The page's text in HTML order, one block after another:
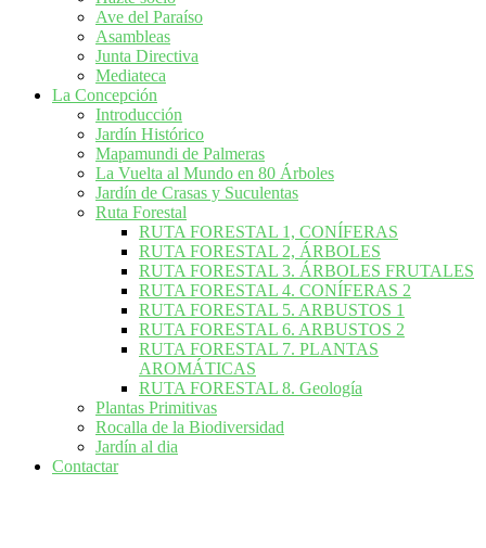
Ave del Paraíso
Asambleas
Junta Directiva
Mediateca
La Concepción
Introducción
Jardín Histórico
Mapamundi de Palmeras
La Vuelta al Mundo en 80 Árboles
Jardín de Crasas y Suculentas
Ruta Forestal
RUTA FORESTAL 1, CONÍFERAS
RUTA FORESTAL 2, ÁRBOLES
RUTA FORESTAL 3. ÁRBOLES FRUTALES
RUTA FORESTAL 4. CONÍFERAS 2
RUTA FORESTAL 5. ARBUSTOS 1
RUTA FORESTAL 6. ARBUSTOS 2
RUTA FORESTAL 7. PLANTAS
AROMÁTICAS
RUTA FORESTAL 8. Geología
Plantas Primitivas
Rocalla de la Biodiversidad
Jardín al dia
Contactar